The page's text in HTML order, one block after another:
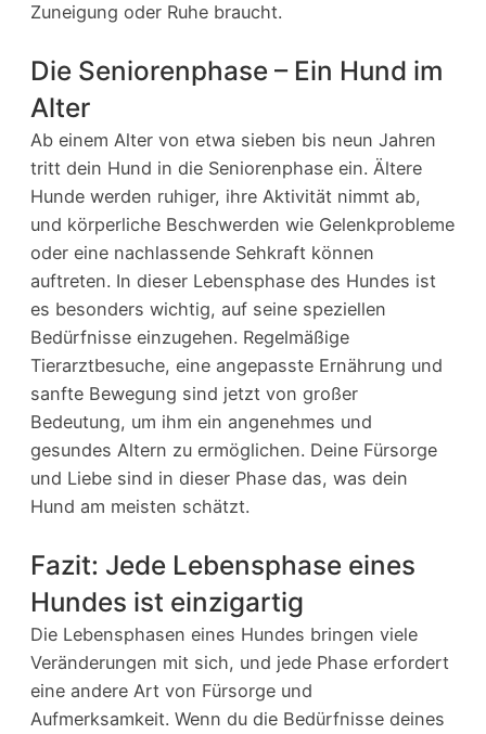
Zuneigung oder Ruhe braucht.
Die Seniorenphase – Ein Hund im
Alter
Ab einem Alter von etwa sieben bis neun Jahren
tritt dein Hund in die Seniorenphase ein. Ältere
Hunde werden ruhiger, ihre Aktivität nimmt ab,
und körperliche Beschwerden wie Gelenkprobleme
oder eine nachlassende Sehkraft können
auftreten. In dieser Lebensphase des Hundes ist
es besonders wichtig, auf seine speziellen
Bedürfnisse einzugehen. Regelmäßige
Tierarztbesuche, eine angepasste Ernährung und
sanfte Bewegung sind jetzt von großer
Bedeutung, um ihm ein angenehmes und
gesundes Altern zu ermöglichen. Deine Fürsorge
und Liebe sind in dieser Phase das, was dein
Hund am meisten schätzt.
Fazit: Jede Lebensphase eines
Hundes ist einzigartig
Die Lebensphasen eines Hundes bringen viele
Veränderungen mit sich, und jede Phase erfordert
eine andere Art von Fürsorge und
Aufmerksamkeit. Wenn du die Bedürfnisse deines